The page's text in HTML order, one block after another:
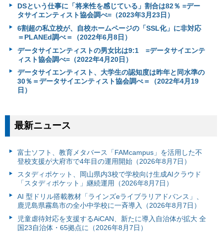
DSという仕事に「将来性を感じている」割合は82％ =デー
タサイエンティスト協会調べ=（2023年3月23日）
6割超の私立校が、自校ホームページの「SSL化」に非対応
＝PLANEd調べ＝（2022年6月8日）
データサイエンティストの男女比は9:1 =データサイエンテ
ィスト協会調べ=（2022年4月20日）
データサイエンティスト、大学生の認知度は昨年と同水準の
30％＝データサイエンティスト協会調べ＝（2022年4月19
日）
最新ニュース
富⼠ソフト、教育メタバース「FAMcampus」を活用した不
登校支援が大府市で4年目の運用開始（2026年8月7日）
スタディポケット、岡山県内3校で学校向け生成AIクラウド
「スタディポケット」継続運用（2026年8月7日）
AI 型ドリル搭載教材「ラインズeライブラリアドバンス」、
鹿児島県霧島市の全小中学校に一斉導入（2026年8月7日）
児童虐待対応を支援するAiCAN、新たに導入自治体が拡大 全
国23自治体・65拠点に（2026年8月7日）